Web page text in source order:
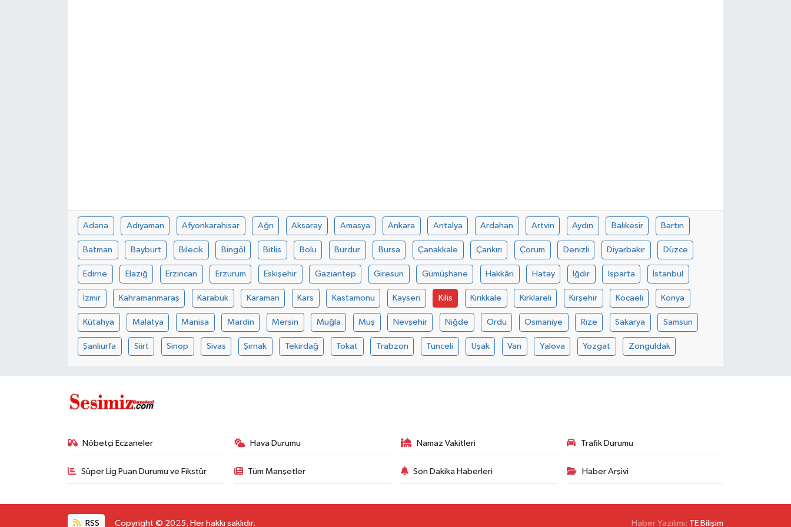
Adana Adıyaman Afyonkarahisar Ağrı Aksaray Amasya Ankara Antalya Ardahan Artvin Aydın Balıkesir Bartın
Batman Bayburt Bilecik Bingöl Bitlis Bolu Burdur Bursa Çanakkale Çankırı Çorum Denizli Diyarbakır Düzce
Edirne Elazığ Erzincan Erzurum Eskişehir Gaziantep Giresun Gümüşhane Hakkâri Hatay Iğdır Isparta İstanbul
İzmir Kahramanmaraş Karabük Karaman Kars Kastamonu Kayseri Kilis Kırıkkale Kırklareli Kırşehir Kocaeli Konya
Kütahya Malatya Manisa Mardin Mersin Muğla Muş Nevşehir Niğde Ordu Osmaniye Rize Sakarya Samsun
Şanlıurfa Siirt Sinop Sivas Şırnak Tekirdağ Tokat Trabzon Tunceli Uşak Van Yalova Yozgat Zonguldak
Nöbetçi Eczaneler Hava Durumu Namaz Vakitleri Trafik Durumu
Süper Lig Puan Durumu ve Fikstür Tüm Manşetler Son Dakika Haberleri Haber Arşivi
RSS Copyright © 2025. Her hakkı saklıdır. Haber Yazılımı: TE Bilişim